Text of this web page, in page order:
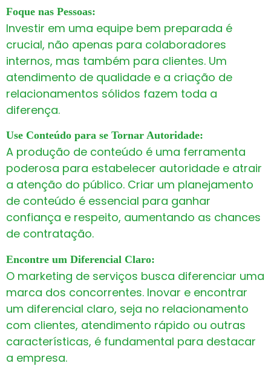
Foque nas Pessoas:
Investir em uma equipe bem preparada é
crucial, não apenas para colaboradores
internos, mas também para clientes. Um
atendimento de qualidade e a criação de
relacionamentos sólidos fazem toda a
diferença.
Use Conteúdo para se Tornar Autoridade:
A produção de conteúdo é uma ferramenta
poderosa para estabelecer autoridade e atrair
a atenção do público. Criar um planejamento
de conteúdo é essencial para ganhar
confiança e respeito, aumentando as chances
de contratação.
Encontre um Diferencial Claro:
O marketing de serviços busca diferenciar uma
marca dos concorrentes. Inovar e encontrar
um diferencial claro, seja no relacionamento
com clientes, atendimento rápido ou outras
características, é fundamental para destacar
a empresa.